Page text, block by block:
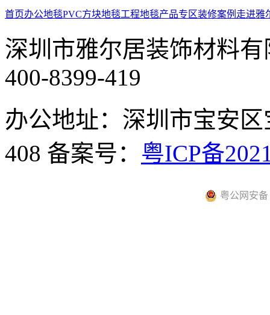
首页办公地毯PVC方块地毯工程地毯产品专区装修案例 走进雅
深圳市雅尔居装饰材料有
400-8399-419
办公地址：深圳市宝安
408 备案号： 粤ICP备
粤公网安备